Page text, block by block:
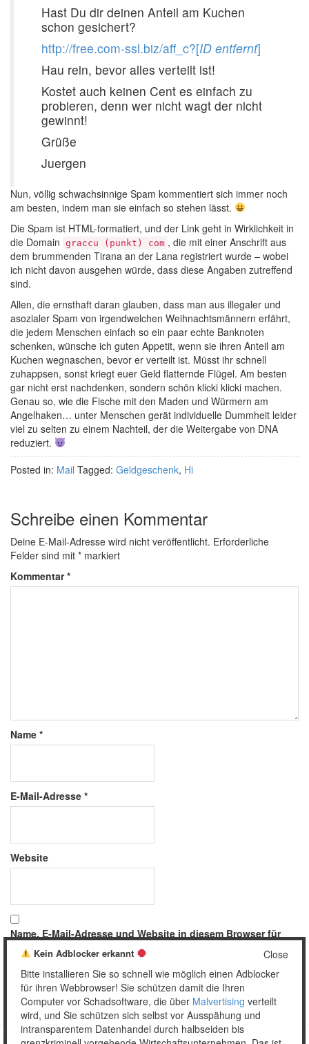
Hast Du dir deinen Anteil am Kuchen
schon gesichert?
http://free.com-ssl.biz/aff_c?[ID entfernt]
Hau rein, bevor alles verteilt ist!
Kostet auch keinen Cent es einfach zu
probieren, denn wer nicht wagt der nicht
gewinnt!
Grüße
Juergen
Nun, völlig schwachsinnige Spam kommentiert sich immer noch
am besten, indem man sie einfach so stehen lässt.
Die Spam ist HTML-formatiert, und der Link geht in Wirklichkeit in
die Domain graccu (punkt) com , die mit einer Anschrift aus
dem brummenden Tirana an der Lana registriert wurde – wobei
ich nicht davon ausgehen würde, dass diese Angaben zutreffend
sind.
Allen, die ernsthaft daran glauben, dass man aus illegaler und
asozialer Spam von irgendwelchen Weihnachtsmännern erfährt,
die jedem Menschen einfach so ein paar echte Banknoten
schenken, wünsche ich guten Appetit, wenn sie ihren Anteil am
Kuchen wegnaschen, bevor er verteilt ist. Müsst ihr schnell
zuhappsen, sonst kriegt euer Geld flatternde Flügel. Am besten
gar nicht erst nachdenken, sondern schön klicki klicki machen.
Genau so, wie die Fische mit den Maden und Würmern am
Angelhaken… unter Menschen gerät individuelle Dummheit leider
viel zu selten zu einem Nachteil, der die Weitergabe von DNA
reduziert.
Posted in: Mail Tagged: Geldgeschenk, Hi
Schreibe einen Kommentar
Deine E-Mail-Adresse wird nicht veröffentlicht. Erforderliche
Felder sind mit * markiert
Kommentar*
Name *
E-Mail-Adresse *
Website
Name, E-Mail-Adresse und Website in diesem Browser für
meinen nächsten Kommentar speichern.
Close
Kein Adblocker erkannt
Bitte installieren Sie so schnell wie möglich einen Adblocker
für ihren Webbrowser! Sie schützen damit die Ihren
Computer vor Schadsoftware, die über Malvertising verteilt
wird, und Sie schützen sich selbst vor Ausspähung und
intransparentem Datenhandel durch halbseiden bis